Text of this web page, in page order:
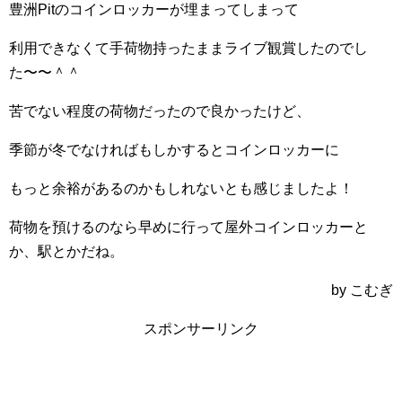
豊洲Pitのコインロッカーが埋まってしまって
利用できなくて手荷物持ったままライブ観賞したのでし
た〜〜＾＾
苦でない程度の荷物だったので良かったけど、
季節が冬でなければもしかするとコインロッカーに
もっと余裕があるのかもしれないとも感じましたよ！
荷物を預けるのなら早めに行って屋外コインロッカーと
か、駅とかだね。
by こむぎ
スポンサーリンク